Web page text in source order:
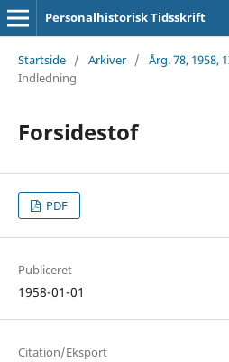
Personalhistorisk Tidsskrift
Startside / Arkiver / Årg. 78, 1958,
Indledning
Forsidestof
PDF
Publiceret
1958-01-01
Citation/Eksport